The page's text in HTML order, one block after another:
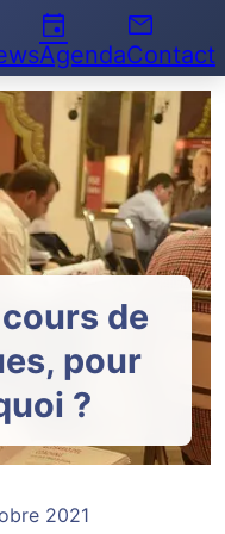
event
Agenda
email
Contact
de
pour
?
2021